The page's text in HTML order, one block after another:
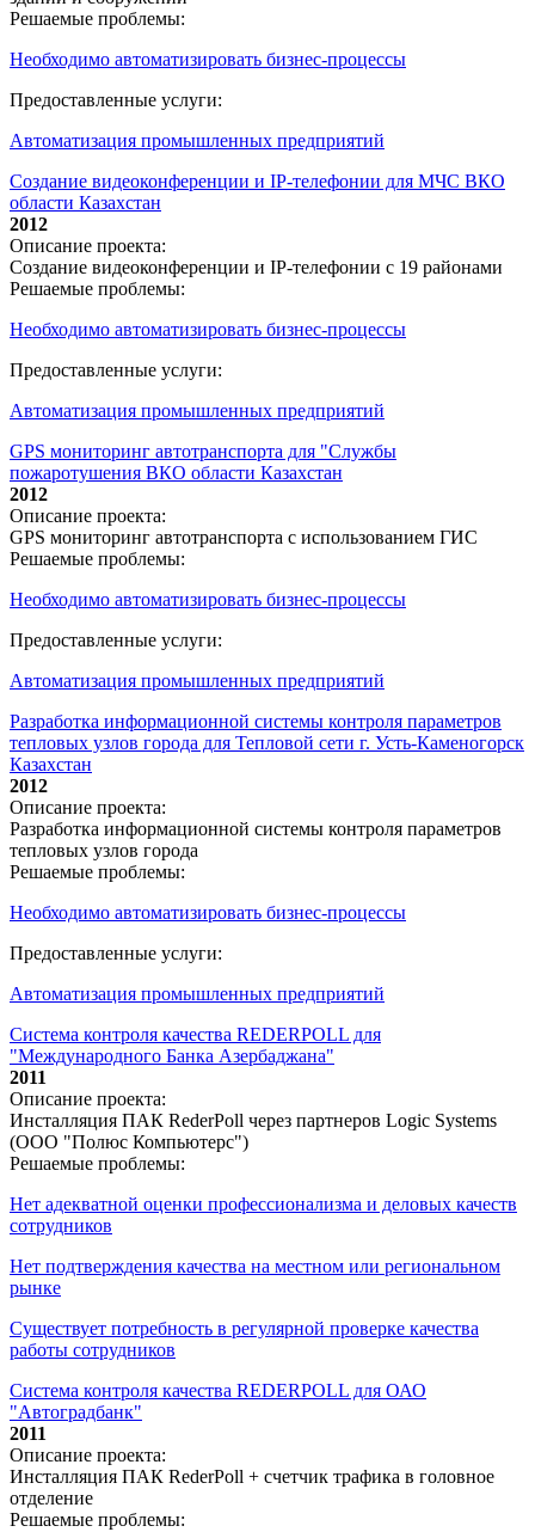
Решаемые проблемы:
Необходимо автоматизировать бизнес-процессы
Предоставленные услуги:
Автоматизация промышленных предприятий
Создание видеоконференции и IP-телефонии для МЧС ВКО
области Казахстан
2012
Описание проекта:
Создание видеоконференции и IP-телефонии с 19 районами
Решаемые проблемы:
Необходимо автоматизировать бизнес-процессы
Предоставленные услуги:
Автоматизация промышленных предприятий
GPS мониторинг автотранспорта для "Службы
пожаротушения ВКО области Казахстан
2012
Описание проекта:
GPS мониторинг автотранспорта с использованием ГИС
Решаемые проблемы:
Необходимо автоматизировать бизнес-процессы
Предоставленные услуги:
Автоматизация промышленных предприятий
Разработка информационной системы контроля параметров
тепловых узлов города для Тепловой сети г. Усть-Каменогорск
Казахстан
2012
Описание проекта:
Разработка информационной системы контроля параметров
тепловых узлов города
Решаемые проблемы:
Необходимо автоматизировать бизнес-процессы
Предоставленные услуги:
Автоматизация промышленных предприятий
Система контроля качества REDERPOLL для
"Международного Банка Азербаджана"
2011
Описание проекта:
Инсталляция ПАК RederPoll через партнеров Logic Systems
(ООО "Полюс Компьютерс")
Решаемые проблемы:
Нет адекватной оценки профессионализма и деловых качеств
сотрудников
Нет подтверждения качества на местном или региональном
рынке
Существует потребность в регулярной проверке качества
работы сотрудников
Система контроля качества REDERPOLL для ОАО
"Автоградбанк"
2011
Описание проекта:
Инсталляция ПАК RederPoll + счетчик трафика в головное
отделение
Решаемые проблемы: